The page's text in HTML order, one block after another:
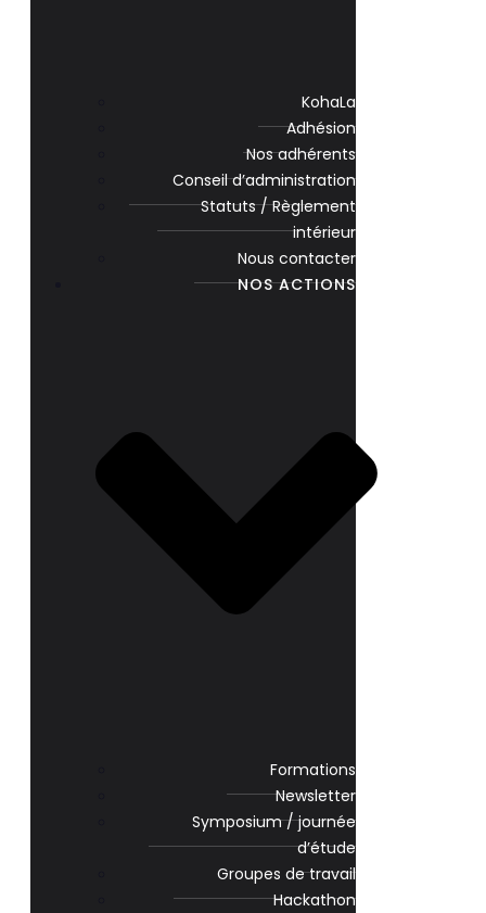
KohaLa
Adhésion
Nos adhérents
Conseil d’administration
Statuts / Règlement
intérieur
Nous contacter
NOS ACTIONS
Formations
Newsletter
Symposium / journée
d’étude
Groupes de travail
Hackathon